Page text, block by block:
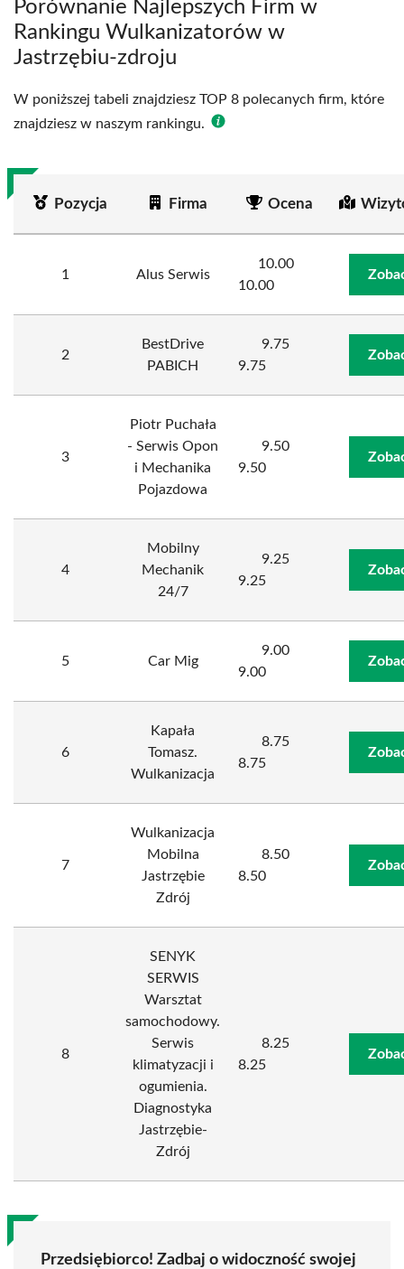
Porównanie Najlepszych Firm w
Rankingu Wulkanizatorów w
Jastrzębiu-zdroju
W poniższej tabeli znajdziesz TOP 8 polecanych firm, które
znajdziesz w naszym rankingu.
Pozycja Firma Ocena
1 Alus Serwis
10.00
10.00
2
BestDrive
PABICH
9.75
9.75
3
Piotr Puchała
- Serwis Opon
i Mechanika
Pojazdowa
9.50
9.50
4
Mobilny
Mechanik
24/7
9.25
9.25
5 Car Mig
9.00
9.00
6
Kapała
Tomasz.
Wulkanizacja
8.75
8.75
7
Wulkanizacja
Mobilna
Jastrzębie
Zdrój
8.50
8.50
8
SENYK
SERWIS
Warsztat
samochodowy.
Serwis
klimatyzacji i
ogumienia.
Diagnostyka
Jastrzębie-
Zdrój
8.25
8.25
Przedsiębiorco! Zadbaj o widoczność swojej